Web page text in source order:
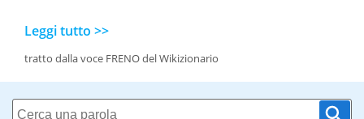
Leggi tutto >>
tratto dalla voce FRENO del Wikizionario